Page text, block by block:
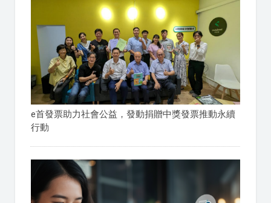
e首發票助力社會公益，發動捐贈中獎發票推動永續
行動